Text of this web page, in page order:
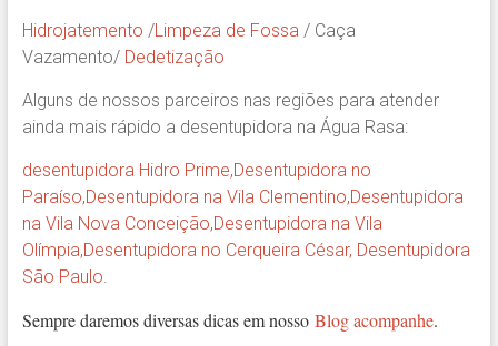
Hidrojatemento /Limpeza de Fossa/ Caça
Vazamento/ Dedetização
Alguns de nossos parceiros nas regiões para atender
ainda mais rápido a desentupidora na Água Rasa:
desentupidora Hidro Prime,Desentupidora no
Paraíso,Desentupidora na Vila Clementino,Desentupidora
na Vila Nova Conceição,Desentupidora na Vila
Olímpia,Desentupidora no Cerqueira César, Desentupidora
São Paulo.
Sempre daremos diversas dicas em nosso Blog acompanhe.